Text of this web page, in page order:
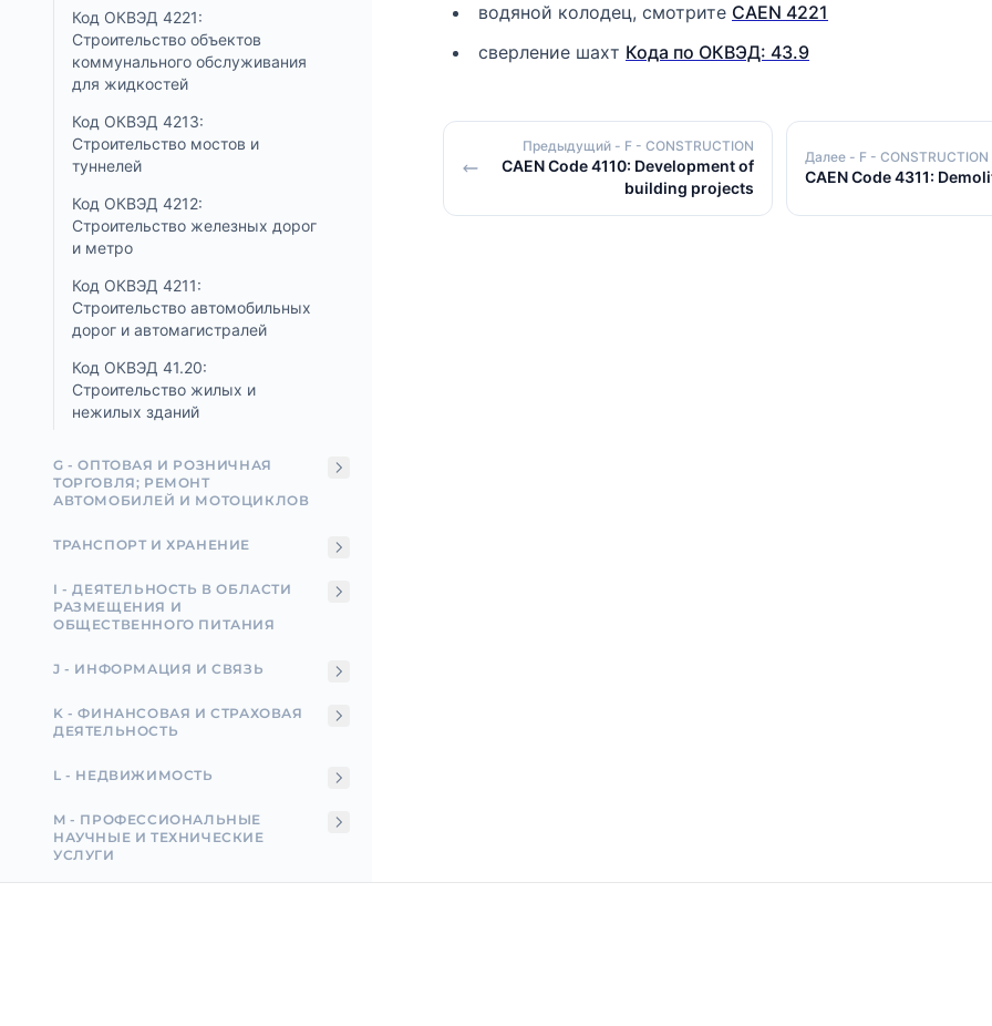
Код ОКВЭД 4221:
Строительство объектов
коммунального обслуживания
для жидкостей
Код ОКВЭД 4213:
Строительство мостов и
туннелей
Код ОКВЭД 4212:
Строительство железных дорог
и метро
Код ОКВЭД 4211:
Строительство автомобильных
дорог и автомагистралей
Код ОКВЭД 41.20:
Строительство жилых и
нежилых зданий
G - ОПТОВАЯ И РОЗНИЧНАЯ
ТОРГОВЛЯ; РЕМОНТ
АВТОМОБИЛЕЙ И МОТОЦИКЛОВ
ТРАНСПОРТ И ХРАНЕНИЕ
I - ДЕЯТЕЛЬНОСТЬ В ОБЛАСТИ
РАЗМЕЩЕНИЯ И
ОБЩЕСТВЕННОГО ПИТАНИЯ
J - ИНФОРМАЦИЯ И СВЯЗЬ
K - ФИНАНСОВАЯ И СТРАХОВАЯ
ДЕЯТЕЛЬНОСТЬ
L - НЕДВИЖИМОСТЬ
M - ПРОФЕССИОНАЛЬНЫЕ
НАУЧНЫЕ И ТЕХНИЧЕСКИЕ
УСЛУГИ
водяной колодец, смотрите CAEN 4221
сверление шахт Кода по ОКВЭД: 43.9
Предыдущий - F - CONSTRUCTION
CAEN Code 4110: Development of
building projects
Далее - F - CONSTRUCTION
CAEN Code 4311: